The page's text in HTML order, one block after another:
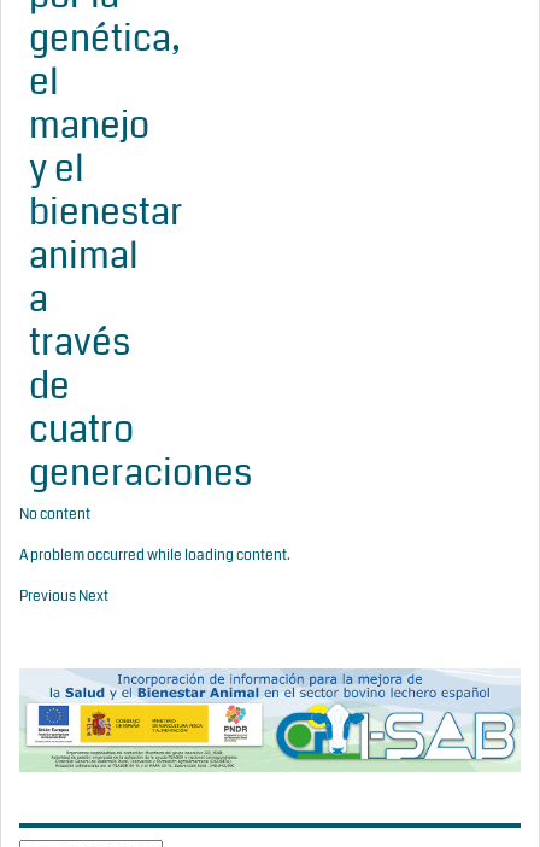
genética,
el
manejo
y el
bienestar
animal
a
través
de
cuatro
generaciones
No content
A problem occurred while loading content.
PreviousNext